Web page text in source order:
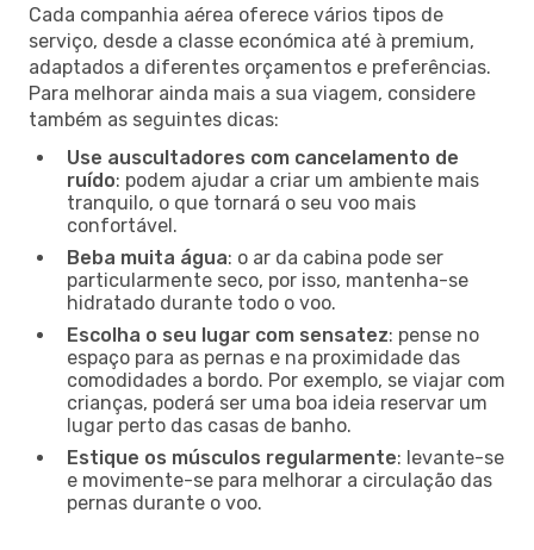
Cada companhia aérea oferece vários tipos de
serviço, desde a classe económica até à premium,
adaptados a diferentes orçamentos e preferências.
Para melhorar ainda mais a sua viagem, considere
também as seguintes dicas:
Use auscultadores com cancelamento de
ruído: podem ajudar a criar um ambiente mais
tranquilo, o que tornará o seu voo mais
confortável.
Beba muita água: o ar da cabina pode ser
particularmente seco, por isso, mantenha-se
hidratado durante todo o voo.
Escolha o seu lugar com sensatez: pense no
espaço para as pernas e na proximidade das
comodidades a bordo. Por exemplo, se viajar com
crianças, poderá ser uma boa ideia reservar um
lugar perto das casas de banho.
Estique os músculos regularmente: levante-se
e movimente-se para melhorar a circulação das
pernas durante o voo.